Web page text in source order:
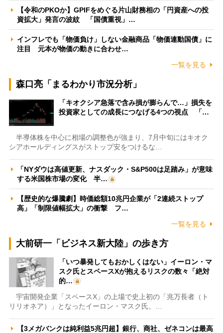
【令和のPKOか】GPIFをめぐる片山財務相の「円資産への投
資拡大」発言の波紋 「国債重視」…
インフレでも「物価負け」しない金融商品「物価連動国債」に
注目 元本が物価の動きに合わせ…
一覧を見る
森口亮「まるわかり市況分析」
「キオクシア急落で含み損が膨らんで…」損失を
投資家としての成長につなげる4つの視点 「…
半導体株を中心に相場の調整色が強まり、7月中旬にはキオク
シアホールディングスがストップ安をつけるな…
「NYダウは高値更新、ナスダック・S&P500は足踏み」が意味
する米国株市場の変化 半…
【歴史的な爆騰劇】時価総額10兆円企業が「2連続ストップ
高」「制限値幅拡大」の衝撃 フ…
一覧を見る
大前研一「ビジネス新大陸」の歩き方
「いつ暴発してもおかしくはない」イーロン・マ
スク氏とスペースXが抱えるリスクの数々「絶対
的…
宇宙開発企業「スペースX」の上場で史上初の「兆万長者（ト
リリオネア）」となったイーロン・マスク氏。…
【3メガバンクは純利益5兆円超】銀行、商社、ゼネコンは最高